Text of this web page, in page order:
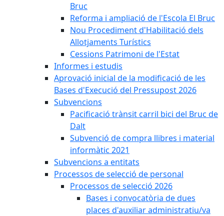
Bruc
Reforma i ampliació de l'Escola El Bruc
Nou Procediment d'Habilitació dels
Allotjaments Turístics
Cessions Patrimoni de l'Estat
Informes i estudis
Aprovació inicial de la modificació de les
Bases d'Execució del Pressupost 2026
Subvencions
Pacificació trànsit carril bici del Bruc de
Dalt
Subvenció de compra llibres i material
informàtic 2021
Subvencions a entitats
Processos de selecció de personal
Processos de selecció 2026
Bases i convocatòria de dues
places d'auxiliar administratiu/va